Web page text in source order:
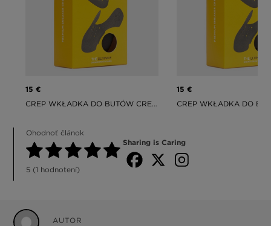
15 €
CREP WKŁADKA DO BUTÓW CREP\SNEAKER GUARDS 2.0 L/XL
15 €
Ohodnoť článok
5 (1 hodnotení)
Sharing is Caring
AUTOR